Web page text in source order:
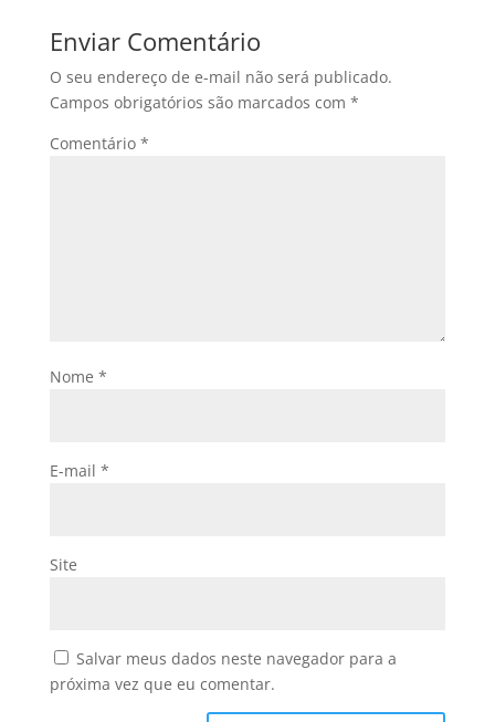
Enviar Comentário
O seu endereço de e-mail não será publicado.
Campos obrigatórios são marcados com *
Comentário *
Nome *
E-mail *
Site
Salvar meus dados neste navegador para a
próxima vez que eu comentar.